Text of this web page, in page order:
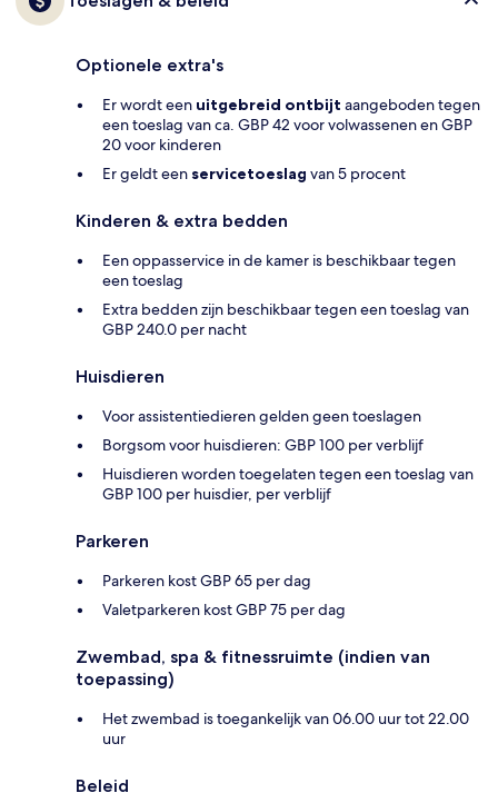
Optionele extra's
Er wordt een uitgebreid ontbijt aangeboden tegen
een toeslag van ca. GBP 42 voor volwassenen en GBP
20 voor kinderen
Er geldt een servicetoeslag van 5 procent
Kinderen & extra bedden
Een oppasservice in de kamer is beschikbaar tegen
een toeslag
Extra bedden zijn beschikbaar tegen een toeslag van
GBP 240.0 per nacht
Huisdieren
Voor assistentiedieren gelden geen toeslagen
Borgsom voor huisdieren: GBP 100 per verblijf
Huisdieren worden toegelaten tegen een toeslag van
GBP 100 per huisdier, per verblijf
Parkeren
Parkeren kost GBP 65 per dag
Valetparkeren kost GBP 75 per dag
Zwembad, spa & fitnessruimte (indien van
toepassing)
Het zwembad is toegankelijk van 06.00 uur tot 22.00
uur
Beleid